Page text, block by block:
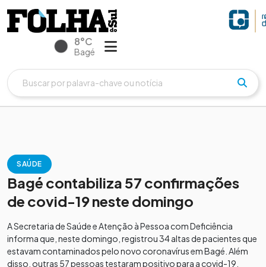
8°C
Bagé
SAÚDE
Bagé contabiliza 57 confirmações
de covid-19 neste domingo
A Secretaria de Saúde e Atenção à Pessoa com Deficiência
informa que, neste domingo, registrou 34 altas de pacientes que
estavam contaminados pelo novo coronavírus em Bagé. Além
disso, outras 57 pessoas testaram positivo para a covid-19.